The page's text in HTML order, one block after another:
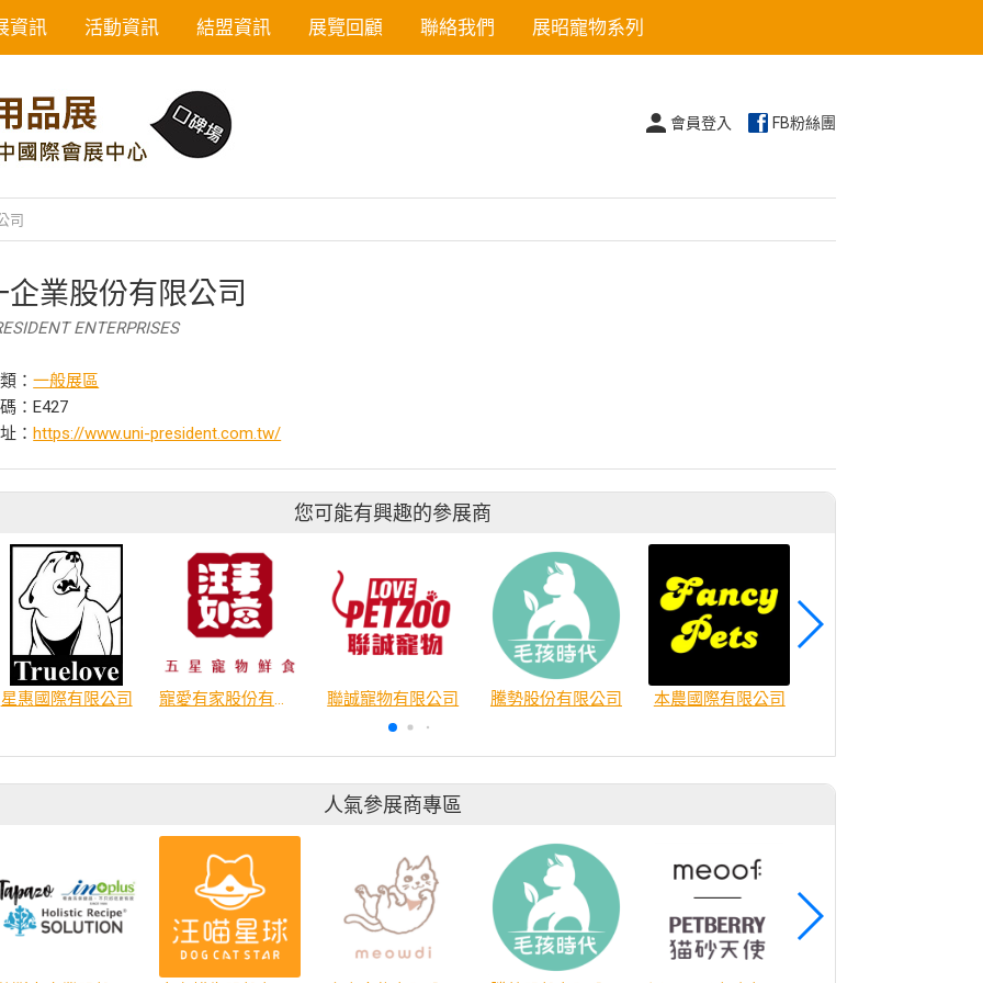
資訊 活動資訊 結盟資訊 展覽回顧 聯絡我們 展昭寵物系列
會員登入 FB粉絲團
司
企業股份有限公司
ENTERPRISES
：一般展區
：E427
：https://www.uni-president.com.tw/
您可能有興趣的參展商
星惠國際有限公司 寵愛有家股份有限公司 聯誠寵物有限公司 騰勢股份有限公司 本農國際有限公司
人氣參展商專區